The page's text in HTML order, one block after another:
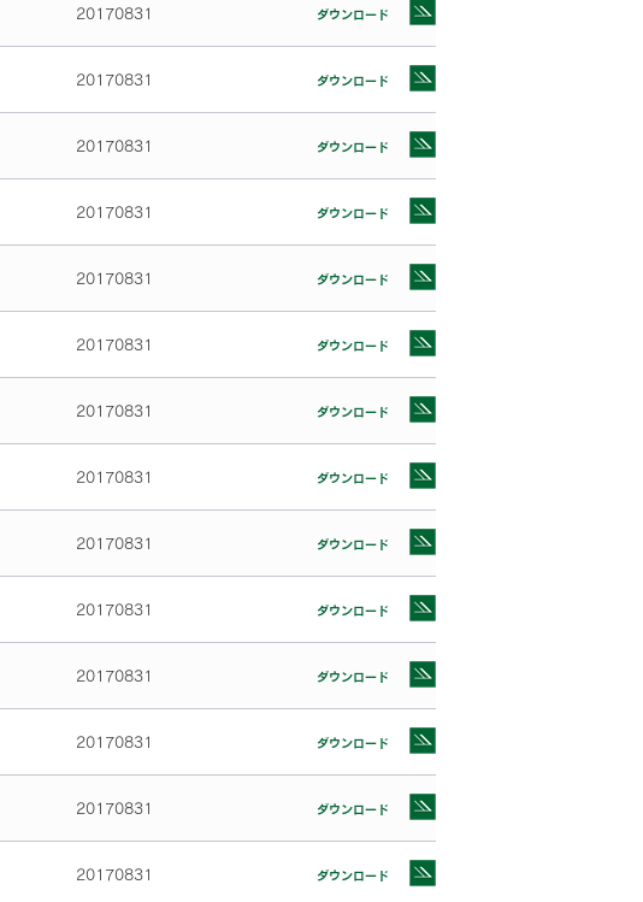
20170831 ダウンロード
20170831 ダウンロード
20170831 ダウンロード
20170831 ダウンロード
20170831 ダウンロード
20170831 ダウンロード
20170831 ダウンロード
20170831 ダウンロード
20170831 ダウンロード
20170831 ダウンロード
20170831 ダウンロード
20170831 ダウンロード
20170831 ダウンロード
20170831 ダウンロード